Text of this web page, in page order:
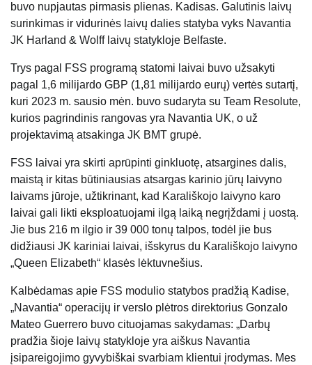
buvo nupjautas pirmasis plienas. Kadisas. Galutinis laivų
surinkimas ir vidurinės laivų dalies statyba vyks Navantia
JK Harland & Wolff laivų statykloje Belfaste.
Trys pagal FSS programą statomi laivai buvo užsakyti
pagal 1,6 milijardo GBP (1,81 milijardo eurų) vertės sutartį,
kuri 2023 m. sausio mėn. buvo sudaryta su Team Resolute,
kurios pagrindinis rangovas yra Navantia UK, o už
projektavimą atsakinga JK BMT grupė.
FSS laivai yra skirti aprūpinti ginkluotę, atsargines dalis,
maistą ir kitas būtiniausias atsargas karinio jūrų laivyno
laivams jūroje, užtikrinant, kad Karališkojo laivyno karo
laivai gali likti eksploatuojami ilgą laiką negrįždami į uostą.
Jie bus 216 m ilgio ir 39 000 tonų talpos, todėl jie bus
didžiausi JK kariniai laivai, išskyrus du Karališkojo laivyno
„Queen Elizabeth“ klasės lėktuvnešius.
Kalbėdamas apie FSS modulio statybos pradžią Kadise,
„Navantia“ operacijų ir verslo plėtros direktorius Gonzalo
Mateo Guerrero buvo cituojamas sakydamas: „Darbų
pradžia šioje laivų statykloje yra aiškus Navantia
įsipareigojimo gyvybiškai svarbiam klientui įrodymas. Mes